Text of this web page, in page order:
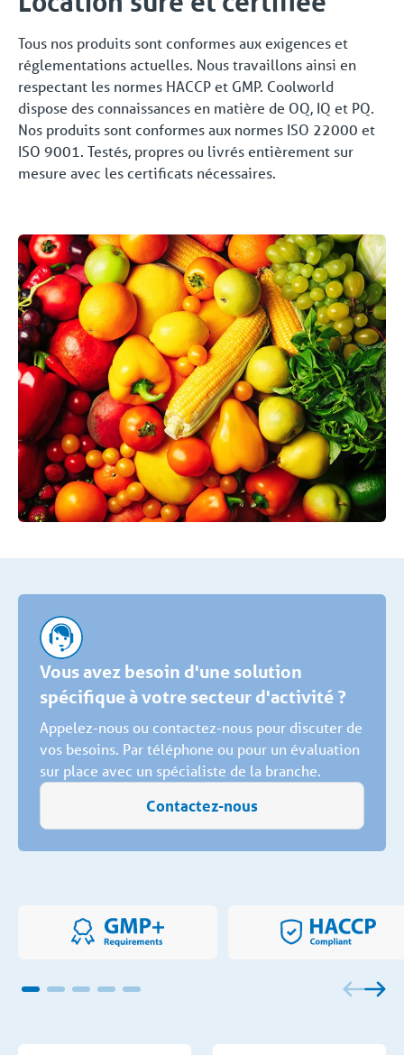
Tous nos produits sont conformes aux exigences et
réglementations actuelles. Nous travaillons ainsi en
respectant les normes HACCP et GMP. Coolworld
dispose des connaissances en matière de OQ, IQ et PQ.
Nos produits sont conformes aux normes ISO 22000 et
ISO 9001. Testés, propres ou livrés entièrement sur
mesure avec les certificats nécessaires.
Vous avez besoin d'une solution
spécifique à votre secteur d'activité ?
Appelez-nous ou contactez-nous pour discuter de
vos besoins. Par téléphone ou pour un évaluation
sur place avec un spécialiste de la branche.
Contactez-nous